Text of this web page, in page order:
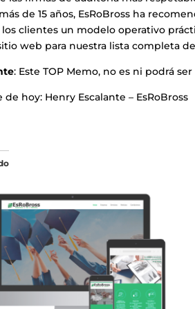
de 15 años, EsRoBross ha
clientes un modelo operativo
web para nuestra lista completa
: Este TOP Memo, no es ni podrá
de hoy: Henry Escalante – EsRoBross